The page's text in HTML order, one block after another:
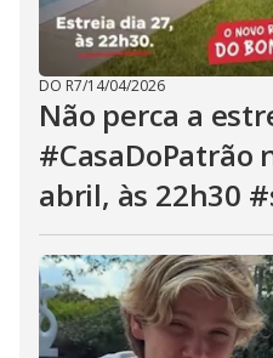
DO R7/14/04/2026
Não perca a
#CasaDoPatrão
abril, às 22h30